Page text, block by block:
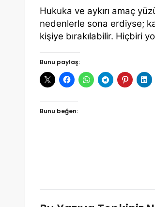
Hukuka ve aykırı amaç
nedenlerle sona erdiyse;
kişiye bırakılabilir. Hiçbiri
Bunu paylaş:
Bunu beğen: